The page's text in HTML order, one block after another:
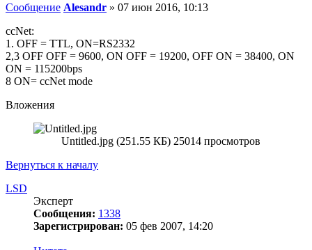
Сообщение Alesandr » 07 июн 2016, 10:13
ccNet:
1. OFF = TTL, ON=RS2332
2,3 OFF OFF = 9600, ON OFF = 19200, OFF ON = 38400, ON
ON = 115200bps
8 ON= ccNet mode
Вложения
Untitled.jpg (251.55 КБ) 25014 просмотров
Вернуться к началу
LSD
Эксперт
Сообщения: 1338
Зарегистрирован: 05 фев 2007, 14:20